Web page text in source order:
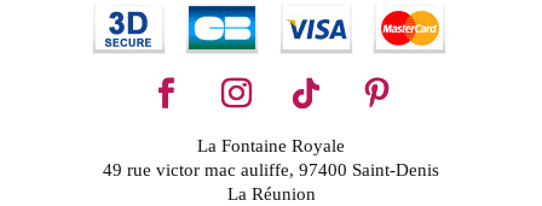
La Fontaine Royale
49 rue victor mac auliffe, 97400 Saint-Denis
La Réunion